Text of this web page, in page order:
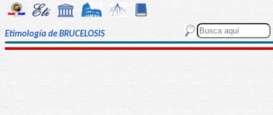
Etimología de BRUCELOSIS